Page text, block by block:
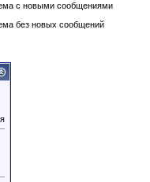
с новыми сообщениями
без новых сообщений